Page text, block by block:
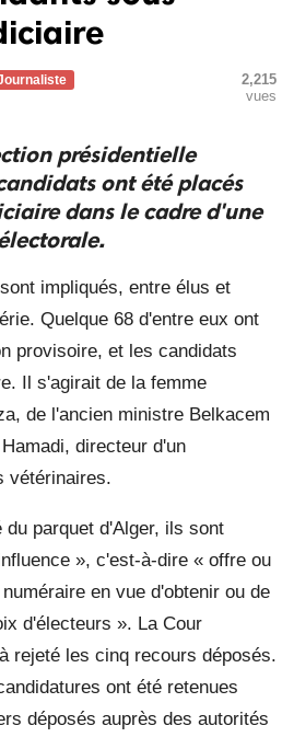
2,215
vues
présidentielle
ont été placés
dans le cadre d'une
impliqués, entre élus et
Quelque 68 d'entre eux ont
provisoire, et les candidats
Il s'agirait de la femme
de l'ancien ministre Belkacem
directeur d'un
vétérinaires.
du parquet d'Alger, ils sont
», c'est-à-dire « offre ou
en vue d'obtenir ou de
d'électeurs ». La Cour
rejeté les cinq recours déposés.
ont été retenues
déposés auprès des autorités